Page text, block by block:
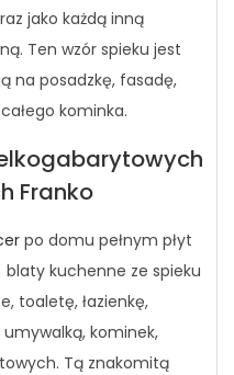
jako każdą inną
Ten wzór spieku jest
na posadzkę, fasadę,
kominka.
Franko
po domu pełnym płyt
kuchenne ze spieku
toaletę, łazienkę,
kominek,
Tą znakomitą